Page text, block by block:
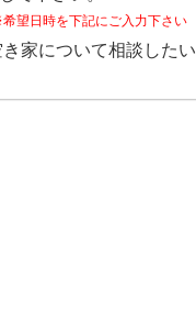
望日時を下記にご入力下さい
家について相談したい